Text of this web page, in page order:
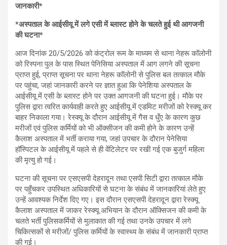
जानकारी*
*अस्पताल के आईसीयू में लगे एसी में ब्लास्ट होने के चलते हुई थी आगजनी
की घटना*
आज दिनांक 20/5/2026 को कंट्रोल रूम के माध्यम से थाना नेहरू कॉलोनी
को रिस्पना पुल के पास स्थित पेनिसिया अस्पताल में आग लगने की सूचना
प्राप्त हुई, प्राप्त सूचना पर थाना नेहरू कॉलोनी से पुलिस बल तत्काल मौके
पर पहुंचा, जहां जानकारी करने पर ज्ञात हुआ कि पेनेशिया अस्पताल के
आईसीयू में एसी के ब्लास्ट होने पर उक्त आगजनी की घटना हुई। मौके पर
पुलिस द्वारा त्वरित कार्यवाही करते हुए आईसीयू में एडमिट मरीजों को रेस्क्यू कर
बाहर निकाला गया। रेस्क्यू के दौरान आईसीयू में गैस व धुँए के कारण कुछ
मरीजों एवं पुलिस कर्मियों को भी ऑक्सीजन की कमी होने के कारण उन्हें
कैलाश अस्पताल में भर्ती कराया गया, जहां उपचार के दौरान पेनेसिया
हॉस्पिटल के आईसीयू में पहले से ही वेंटिलेटर पर रखी गई एक बुजुर्ग महिला
की मृत्यु हो गई।
घटना की सूचना पर एसएसपी देहरादून तथा एसपी सिटी द्वारा तत्काल मौके
पर पहुँचकर उपस्थित अधिकारियों से घटना के संबंध में जानकारियां लेते हुए
उन्हें आवश्यक निर्देश दिए गए। इस दौरान एसएसपी देहरादून द्वारा रेस्क्यू
कैलाश अस्पताल में जाकर रेस्क्यू अभियान के दौरान ऑक्सिजन की कमी के
चलते भर्ती पुलिसकर्मियों से मुलाकात की गई तथा उनके उपचार में लगे
चिकित्सकों से मरीजों/ पुलिस कर्मियों के स्वास्थ्य के संबंध में जानकारी प्राप्त
की गई।